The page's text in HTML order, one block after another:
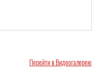
Перейти в Видеогалерею